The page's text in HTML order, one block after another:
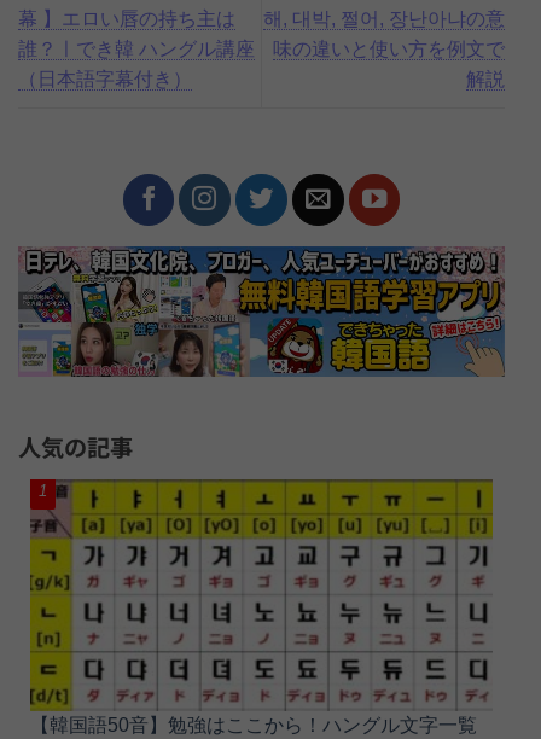
幕 】エロい唇の持ち主は
誰？ㅣでき韓 ハングル講座
（日本語字幕付き）
해, 대박, 쩔어, 장난아냐の意
味の違いと使い方を例文で
解説
人気の記事
【韓国語50音】勉強はここから！ハングル文字一覧